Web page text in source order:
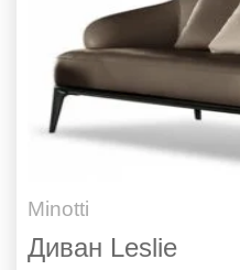
Minotti
Диван Leslie